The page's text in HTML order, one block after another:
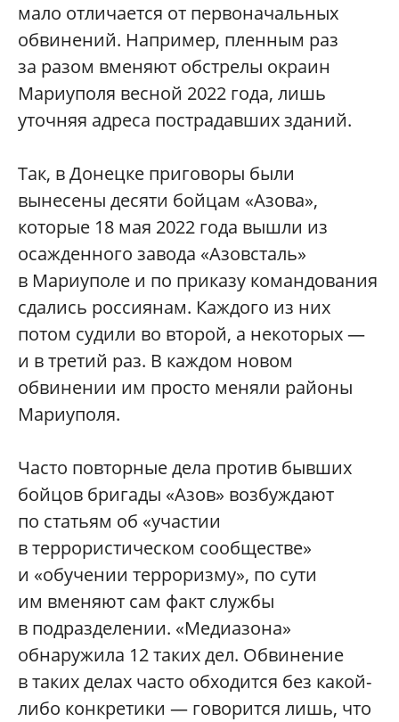
мало отличается от первоначальных
обвинений. Например, пленным раз
за разом вменяют обстрелы окраин
Мариуполя весной 2022 года, лишь
уточняя адреса пострадавших зданий.
Так, в Донецке приговоры были
вынесены десяти бойцам «Азова»,
которые 18 мая 2022 года вышли из
осажденного завода «Азовсталь»
в Мариуполе и по приказу командования
сдались россиянам. Каждого из них
потом судили во второй, а некоторых —
и в третий раз. В каждом новом
обвинении им просто меняли районы
Мариуполя.
Часто повторные дела против бывших
бойцов бригады «Азов» возбуждают
по статьям об «участии
в террористическом сообществе»
и «обучении терроризму», по сути
им вменяют сам факт службы
в подразделении. «Медиазона»
обнаружила 12 таких дел. Обвинение
в таких делах часто обходится без какой-
либо конкретики — говорится лишь, что